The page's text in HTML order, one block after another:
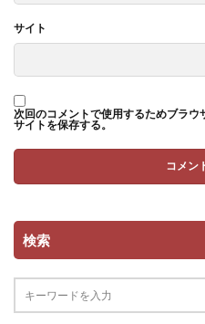
サイト
次回のコメントで使用するためブラウ
サイトを保存する。
検索